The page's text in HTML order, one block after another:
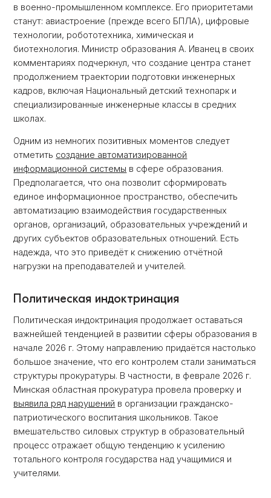
в военно-промышленном комплексе. Его приоритетами
станут: авиастроение (прежде всего БПЛА), цифровые
технологии, робототехника, химическая и
биотехнология. Министр образования А. Иванец в своих
комментариях подчеркнул, что создание центра станет
продолжением траектории подготовки инженерных
кадров, включая Национальный детский технопарк и
специализированные инженерные классы в средних
школах.
Одним из немногих позитивных моментов следует
отметить создание автоматизированной
информационной системы в сфере образования.
Предполагается, что она позволит сформировать
единое информационное пространство, обеспечить
автоматизацию взаимодействия государственных
органов, организаций, образовательных учреждений и
других субъектов образовательных отношений. Есть
надежда, что это приведёт к снижению отчётной
нагрузки на преподавателей и учителей.
Политическая индоктринация
Политическая индоктринация продолжает оставаться
важнейшей тенденцией в развитии сферы образования в
начале 2026 г. Этому направлению придаётся настолько
большое значение, что его контролем стали заниматься
структуры прокуратуры. В частности, в феврале 2026 г.
Минская областная прокуратура провела проверку и
выявила ряд нарушений в организации гражданско-
патриотического воспитания школьников. Такое
вмешательство силовых структур в образовательный
процесс отражает общую тенденцию к усилению
тотального контроля государства над учащимися и
учителями.